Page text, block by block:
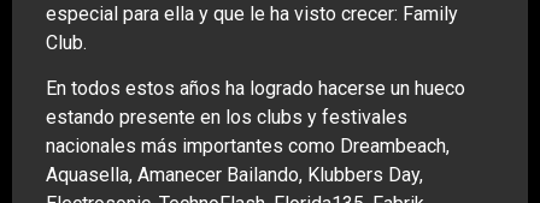
especial para ella y que le ha visto crecer: Family
Club.
En todos estos años ha logrado hacerse un hueco
estando presente en los clubs y festivales
nacionales más importantes como Dreambeach,
Aquasella, Amanecer Bailando, Klubbers Day,